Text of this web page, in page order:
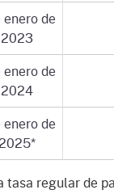
enero de
2023
enero de
2024
enero de
2025*
regular de